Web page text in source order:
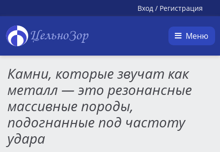
Вход / Регистрация
ЦельноЗор Меню
Камни, которые звучат как
металл — это резонансные
массивные породы,
подогнанные под частоту
удара